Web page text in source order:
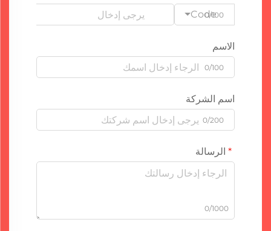
Code
0/100
الاسم
0/100
اسم الشركة
0/200
الرسالة
0/1000